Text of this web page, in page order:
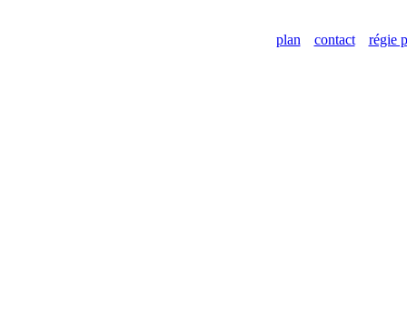
plan contact régie